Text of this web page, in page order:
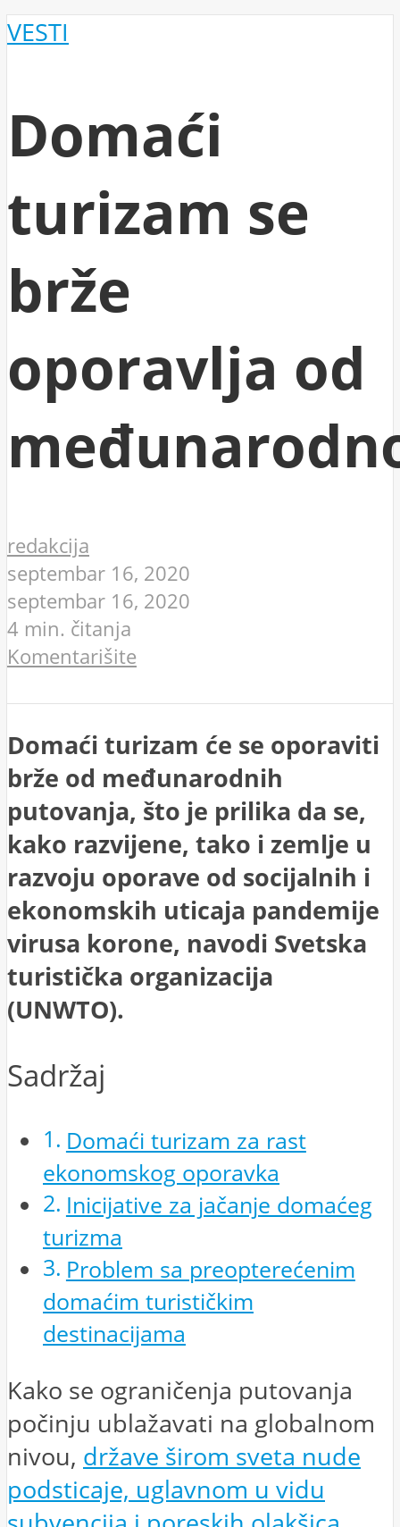
VESTI
Domaći
turizam se
brže
oporavlja od
redakcija
septembar 16, 2020
septembar 16, 2020
4 min. čitanja
Komentarišite
Domaći turizam će se oporaviti
brže od međunarodnih
putovanja, što je prilika da se,
kako razvijene, tako i zemlje u
razvoju oporave od socijalnih i
ekonomskih uticaja pandemije
virusa korone, navodi Svetska
turistička organizacija
(UNWTO).
Sadržaj
Domaći turizam za rast
ekonomskog oporavka
Inicijative za jačanje domaćeg
turizma
Problem sa preopterećenim
domaćim turističkim
destinacijama
Kako se ograničenja putovanja
počinju ublažavati na globalnom
nivou, države širom sveta nude
podsticaje, uglavnom u vidu